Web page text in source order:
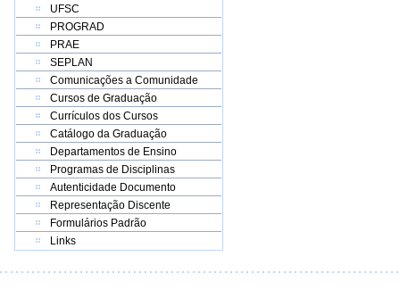
UFSC
PROGRAD
PRAE
SEPLAN
Comunicações a Comunidade
Cursos de Graduação
Currículos dos Cursos
Catálogo da Graduação
Departamentos de Ensino
Programas de Disciplinas
Autenticidade Documento
Representação Discente
Formulários Padrão
Links